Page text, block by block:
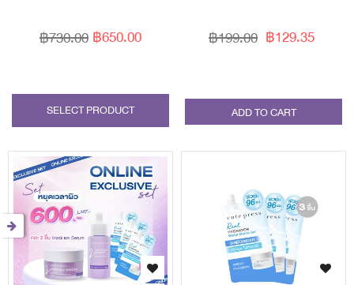
บาท รับฟรี! ของแถม 3 ชิ้น (มูลค่า
฿650.00
฿730.00
SELECT PRODUCT
฿129.35
฿199.00
ADD TO CART